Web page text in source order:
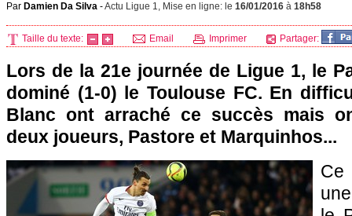
Par Damien Da Silva -Actu Ligue 1, Mise en ligne: le 16/01/2016 à 18h58
Taille du texte: Email Imprimer Partager:
Lors de la 21e journée de Ligue 1, le
dominé (1-0) le Toulouse FC. En
Blanc ont arraché ce succès mais
deux joueurs, Pastore et Marquinhos...